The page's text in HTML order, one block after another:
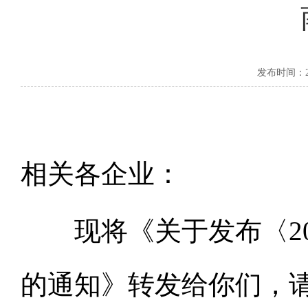
发布时间：
相关各企业：
现将《关于发布〈
的通知》转发给你们，